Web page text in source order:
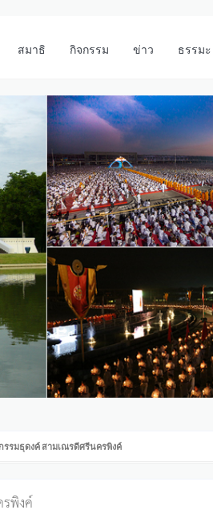
สมาธิ กิจกรรม ข่าว ธรรมะ
รรมธุดงค์ สามเณรดีศรีนครพิงค์
พิงค์